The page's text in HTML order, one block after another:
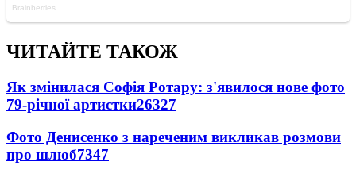
ЧИТАЙТЕ ТАКОЖ
Як змінилася Софія Ротару: з'явилося нове фото
79-річної артистки26327
Фото Денисенко з нареченим викликав розмови
про шлюб7347